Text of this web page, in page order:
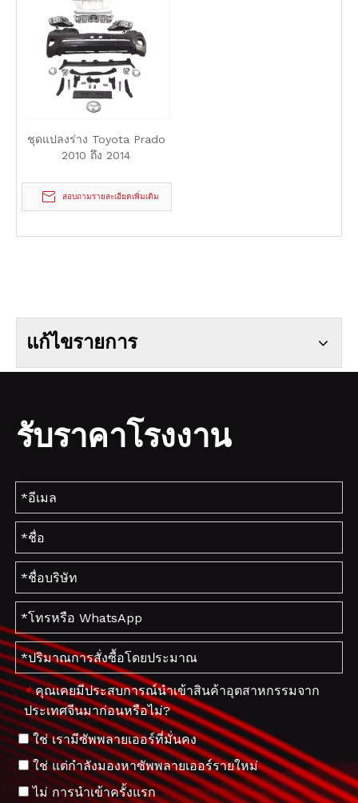
ชุดแปลงร่าง Toyota Prado
2010 ถึง 2014
สอบถามรายละเอียดเพิ่มเติม
แก้ไขรายการ
รับราคาโรงงาน
* คุณเคยมีประสบการณ์นำเข้าสินค้าอุตสาหกรรมจาก
ประเทศจีนมาก่อนหรือไม่?
ใช่ เรามีซัพพลายเออร์ที่มั่นคง
ใช่ แต่กำลังมองหาซัพพลายเออร์รายใหม่
ไม่ การนำเข้าครั้งแรก